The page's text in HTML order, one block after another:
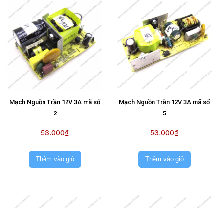
Mạch Nguồn Trần 12V 3A mã số
2
53.000₫
Thêm vào giỏ
Mạch Nguồn Trần 12V 3A mã số
5
53.000₫
Thêm vào giỏ